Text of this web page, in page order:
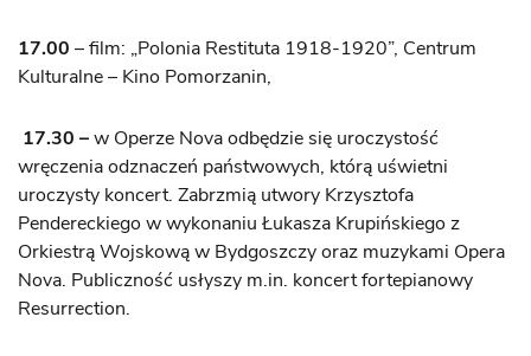
17.00 – film: „Polonia Restituta 1918-1920”, Centrum
Kulturalne – Kino Pomorzanin,
17.30 –w Operze Nova odbędzie się uroczystość
wręczenia odznaczeń państwowych, którą uświetni
uroczysty koncert. Zabrzmią utwory Krzysztofa
Pendereckiego w wykonaniu Łukasza Krupińskiego z
Orkiestrą Wojskową w Bydgoszczy oraz muzykami Opera
Nova. Publiczność usłyszy m.in. koncert fortepianowy
Resurrection.